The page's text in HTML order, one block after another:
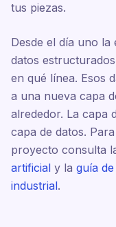
tus piezas.
Desde el día uno
datos
en qué línea. Esos
a una nueva capa
alrededor. La capa
capa de datos.
proyecto consulta
artificial y la guía
industrial.